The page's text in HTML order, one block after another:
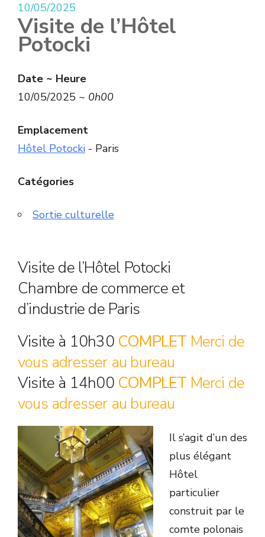
10/05/2025
Visite de l’Hôtel
Potocki
Date ~ Heure
10/05/2025 ~ 0h00
Emplacement
Hôtel Potocki - Paris
Catégories
Sortie culturelle
Visite de l’Hôtel Potocki
Chambre de commerce et
d’industrie de Paris
Visite à 10h30 COMPLET Merci de
vous adresser au bureau
Visite à 14h00 COMPLET Merci de
vous adresser au bureau
Il s’agit d’un des
plus élégant
Hôtel
particulier
construit par le
comte polonais